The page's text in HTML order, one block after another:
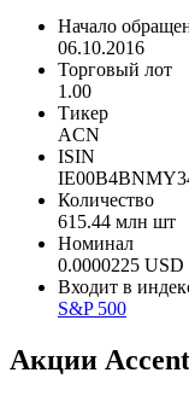
Начало
06.10.2016
Торговый лот
1.00
Тикер
ACN
ISIN
Количество
615.44 млн шт
Номинал
0.0000225 USD
Входит в
S&P 500
Акции